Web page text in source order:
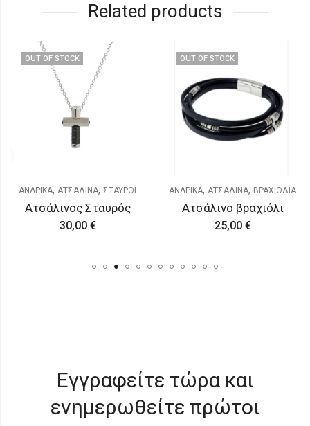
Related products
,ΒΡΑΧΙΟΛΙΑ,ΓΥΝΑΙΚΕΙΑ
OUT OF STOCK
ΑΝΔΡΙΚΑ, ΑΤΣΑΛΙΝΑ, ΣΤΑΥΡΟΙ
Ατσάλινος Σταυρός
30,00 €
OUT OF STOCK
ΑΝΔΡΙΚΑ, ΑΤΣΑΛΙΝΑ, ΒΡΑΧΙΟΛΙΑ
Ατσάλινο βραχιόλι
25,00 €
Εγγραφείτε τώρα και
ενημερωθείτε πρώτοι